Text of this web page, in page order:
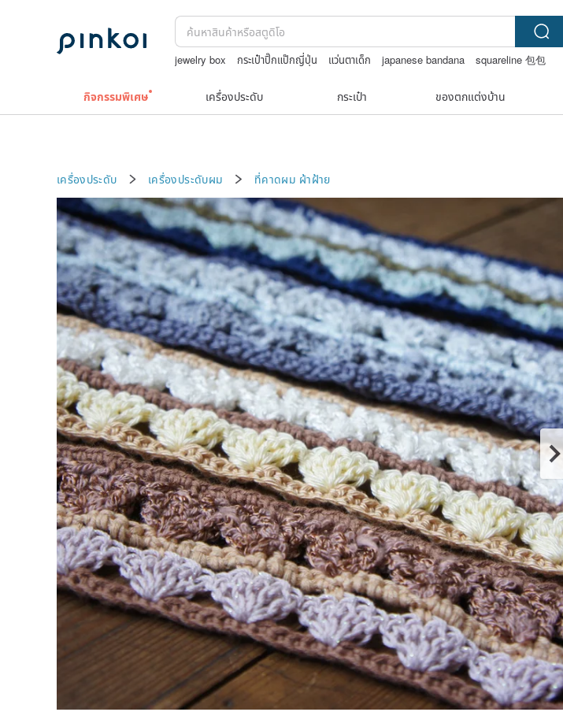
jewelry box กระเป๋าปิ๊กแป๊กญี่ปุ่น แว่นตาเด็ก japanese bandana
squareline 包包
กิจกรรมพิเศษ เครื่องประดับ กระเป๋า ของตกแต่งบ้าน
เครื่องประดับ เครื่องประดับผม ที่คาดผม ผ้าฝ้าย